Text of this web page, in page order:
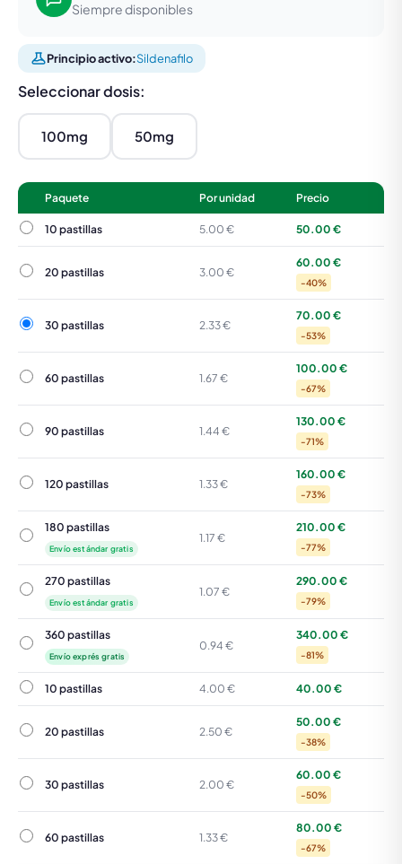
Siempre disponibles
Principio activo:Sildenafilo
Seleccionar dosis:
100mg 50mg
Paquete Por unidad Precio
10 pastillas
10 pastillas 5.00 € 50.00 €
20 pastillas
20 pastillas 3.00 €
60.00 €
-40%
30 pastillas
30 pastillas 2.33 €
70.00 €
-53%
60 pastillas
60 pastillas 1.67 €
100.00 €
-67%
90 pastillas
90 pastillas 1.44 €
130.00 €
-71%
120 pastillas
120 pastillas 1.33 €
160.00 €
-73%
180 pastillas
180 pastillas
Envío estándar gratis
1.17 €
210.00 €
-77%
270 pastillas
270 pastillas
Envío estándar gratis
1.07 €
290.00 €
-79%
360 pastillas
360 pastillas
Envío exprés gratis
0.94 €
340.00 €
-81%
10 pastillas
10 pastillas 4.00 € 40.00 €
20 pastillas
20 pastillas 2.50 €
50.00 €
-38%
30 pastillas
30 pastillas 2.00 €
60.00 €
-50%
60 pastillas
60 pastillas 1.33 €
80.00 €
-67%